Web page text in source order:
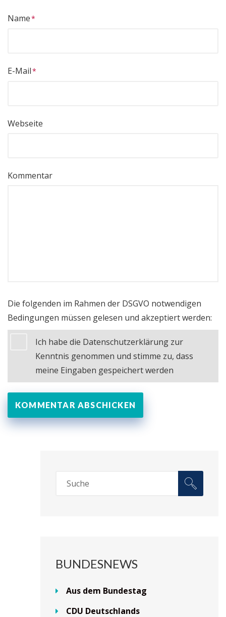
Name
E-Mail
Webseite
Kommentar
Die folgenden im Rahmen der DSGVO notwendigen
Bedingungen müssen gelesen und akzeptiert werden:
Ich habe die Datenschutzerklärung zur
Kenntnis genommen und stimme zu, dass
meine Eingaben gespeichert werden
BUNDESNEWS
Aus dem Bundestag
CDU Deutschlands